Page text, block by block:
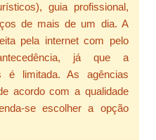
guia profissional,
de mais de um dia. A
pela internet com pelo
já que a
é limitada. As agências
acordo com a qualidade
se escolher a opção